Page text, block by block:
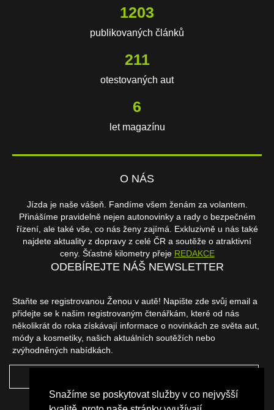
Snažíme se poskytovat služby v co nejvyšší
1908
publikovaných článků
336
otestovaných aut
9
let magazínu
O NÁS
Jízda je naše vášeň. Fandíme všem ženám za volantem.
Přinášíme pravidelně nejen autonovinky a rady o bezpečném
řízení, ale také vše, co nás ženy zajímá. Exkluzivně u nás také
najdete aktuality z dopravy z celé ČR a soutěže o atraktivní
ceny. Šťastné kilometry přeje REDAKCE
ODEBÍREJTE NÁŠ NEWSLETTER
Staňte se registrovanou Ženou v autě! Napište zde svůj email a
přidejte se k našim registrovaným čtenářkám, které od nás
několikrát do roka získávají informace o novinkách ze světa aut,
módy a kosmetiky, našich aktuálních soutěžích nebo
zvýhodněných nabídkách.
NAŠI PARTNEŘI